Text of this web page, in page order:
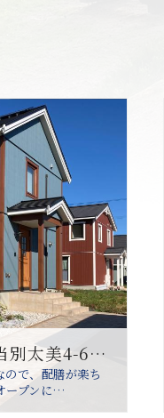
スウェーデンガーデン当別太美4-6分譲住宅
ので、配膳が楽ち
ープンに…